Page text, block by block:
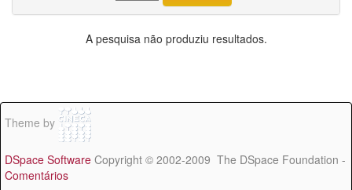
A pesquisa não produziu resultados.
Theme by
DSpace Software Copyright © 2002-2009 The DSpace Foundation -
Comentários